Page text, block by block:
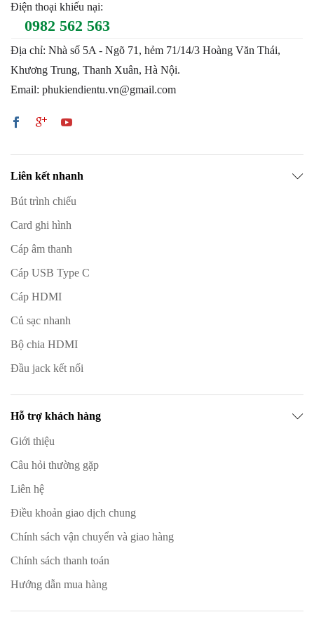
Điện thoại khiếu nại:
0982 562 563
Địa chỉ: Nhà số 5A - Ngõ 71, hẻm 71/14/3 Hoàng Văn Thái,
Khương Trung, Thanh Xuân, Hà Nội.
Email: phukiendientu.vn@gmail.com
Liên kết nhanh
Bút trình chiếu
Card ghi hình
Cáp âm thanh
Cáp USB Type C
Cáp HDMI
Củ sạc nhanh
Bộ chia HDMI
Đầu jack kết nối
Hỗ trợ khách hàng
Giới thiệu
Câu hỏi thường gặp
Liên hệ
Điều khoản giao dịch chung
Chính sách vận chuyển và giao hàng
Chính sách thanh toán
Hướng dẫn mua hàng